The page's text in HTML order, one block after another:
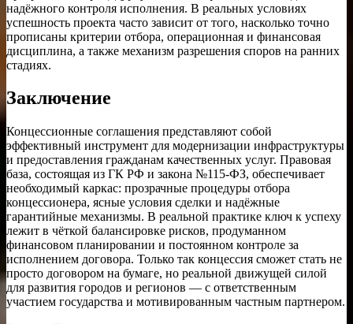
надёжного контроля исполнения. В реальных условиях
успешность проекта часто зависит от того, насколько точно
прописаны критерии отбора, операционная и финансовая
дисциплина, а также механизм разрешения споров на ранних
стадиях.
Заключение
Концессионные соглашения представляют собой
эффективный инструмент для модернизации инфраструктуры
и предоставления гражданам качественных услуг. Правовая
база, состоящая из ГК РФ и закона №115-ФЗ, обеспечивает
необходимый каркас: прозрачные процедуры отбора
концессионера, ясные условия сделки и надёжные
гарантийные механизмы. В реальной практике ключ к успеху
лежит в чёткой балансировке рисков, продуманном
финансовом планировании и постоянном контроле за
исполнением договора. Только так концессия сможет стать не
просто договором на бумаге, но реальной движущей силой
для развития городов и регионов — с ответственным
участием государства и мотивированным частным партнером.